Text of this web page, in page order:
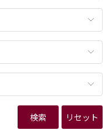
検索 リセット